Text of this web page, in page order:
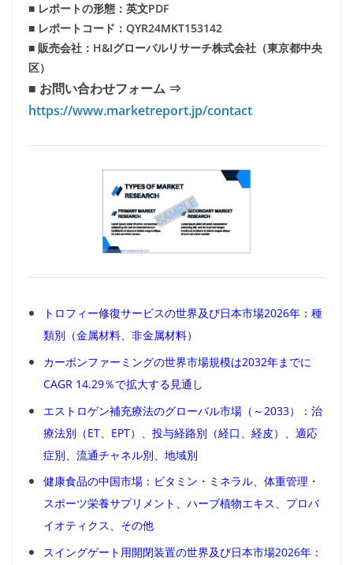
■ レポートの形態：英文PDF
■ レポートコード：QYR24MKT153142
■ 販売会社：H&Iグローバルリサーチ株式会社（東京都中央
区）
■ お問い合わせフォーム ⇒
https://www.marketreport.jp/contact
トロフィー修復サービスの世界及び日本市場2026年：種
類別（金属材料、非金属材料）
カーボンファーミングの世界市場規模は2032年までに
CAGR 14.29％で拡大する見通し
エストロゲン補充療法のグローバル市場（～2033）：治
療法別（ET、EPT）、投与経路別（経口、経皮）、適応
症別、流通チャネル別、地域別
健康食品の中国市場：ビタミン・ミネラル、体重管理・
スポーツ栄養サプリメント、ハーブ植物エキス、プロバ
イオティクス、その他
スイングゲート用開閉装置の世界及び日本市場2026年：